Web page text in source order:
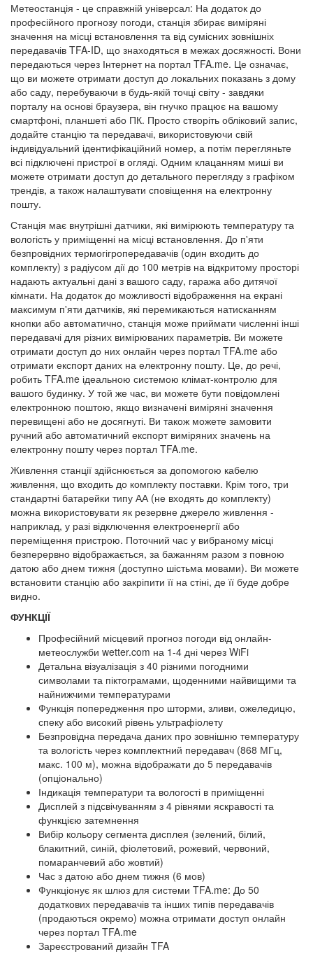
Метеостанція - це справжній універсал: На додаток до
професійного прогнозу погоди, станція збирає виміряні
значення на місці встановлення та від сумісних зовнішніх
передавачів TFA-ID, що знаходяться в межах досяжності. Вони
передаються через Інтернет на портал TFA.me. Це означає,
що ви можете отримати доступ до локальних показань з дому
або саду, перебуваючи в будь-якій точці світу - завдяки
порталу на основі браузера, він гнучко працює на вашому
смартфоні, планшеті або ПК. Просто створіть обліковий запис,
додайте станцію та передавачі, використовуючи свій
індивідуальний ідентифікаційний номер, а потім перегляньте
всі підключені пристрої в огляді. Одним клацанням миші ви
можете отримати доступ до детального перегляду з графіком
трендів, а також налаштувати сповіщення на електронну
пошту.
Станція має внутрішні датчики, які вимірюють температуру та
вологість у приміщенні на місці встановлення. До п'яти
безпровідних термогігропередавачів (один входить до
комплекту) з радіусом дії до 100 метрів на відкритому просторі
надають актуальні дані з вашого саду, гаража або дитячої
кімнати. На додаток до можливості відображення на екрані
максимум п'яти датчиків, які перемикаються натисканням
кнопки або автоматично, станція може приймати численні інші
передавачі для різних вимірюваних параметрів. Ви можете
отримати доступ до них онлайн через портал TFA.me або
отримати експорт даних на електронну пошту. Це, до речі,
робить TFA.me ідеальною системою клімат-контролю для
вашого будинку. У той же час, ви можете бути повідомлені
електронною поштою, якщо визначені виміряні значення
перевищені або не досягнуті. Ви також можете замовити
ручний або автоматичний експорт виміряних значень на
електронну пошту через портал TFA.me.
Живлення станції здійснюється за допомогою кабелю
живлення, що входить до комплекту поставки. Крім того, три
стандартні батарейки типу АА (не входять до комплекту)
можна використовувати як резервне джерело живлення -
наприклад, у разі відключення електроенергії або
переміщення пристрою. Поточний час у вибраному місці
безперервно відображається, за бажанням разом з повною
датою або днем тижня (доступно шістьма мовами). Ви можете
встановити станцію або закріпити її на стіні, де її буде добре
видно.
ФУНКЦІЇ
Професійний місцевий прогноз погоди від онлайн-
метеослужби wetter.com на 1-4 дні через WiFi
Детальна візуалізація з 40 різними погодними
символами та піктограмами, щоденними найвищими та
найнижчими температурами
Функція попередження про шторми, зливи, ожеледицю,
спеку або високий рівень ультрафіолету
Безпровідна передача даних про зовнішню температуру
та вологість через комплектний передавач (868 МГц,
макс. 100 м), можна відображати до 5 передавачів
(опціонально)
Індикація температури та вологості в приміщенні
Дисплей з підсвічуванням з 4 рівнями яскравості та
функцією затемнення
Вибір кольору сегмента дисплея (зелений, білий,
блакитний, синій, фіолетовий, рожевий, червоний,
помаранчевий або жовтий)
Час з датою або днем тижня (6 мов)
Функціонує як шлюз для системи TFA.me: До 50
додаткових передавачів та інших типів передавачів
(продаються окремо) можна отримати доступ онлайн
через портал TFA.me
Зареєстрований дизайн TFA